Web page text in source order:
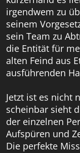
irgendwem zu
seinem
sein Team zu
die Entität für
alten Feind aus
ausführenden
Jetzt ist es nicht
scheinbar sieht
der einzelnen
Aufspüren und
Die perfekte